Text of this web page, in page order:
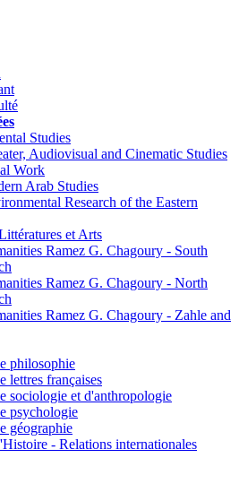
Studies
Audiovisual and Cinematic Studies
Work
Arab Studies
Research of the Eastern
et Arts
Ramez G. Chagoury - South
Ramez G. Chagoury - North
Ramez G. Chagoury - Zahle and
philosophie
lettres françaises
sociologie et d'anthropologie
psychologie
géographie
- Relations internationales